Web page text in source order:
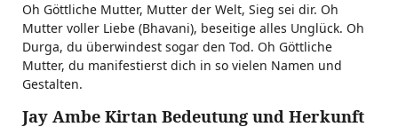
Oh Göttliche Mutter, Mutter der Welt, Sieg sei dir. Oh
Mutter voller Liebe (Bhavani), beseitige alles Unglück. Oh
Durga, du überwindest sogar den Tod. Oh Göttliche
Mutter, du manifestierst dich in so vielen Namen und
Gestalten.
Jay Ambe Kirtan Bedeutung und Herkunft